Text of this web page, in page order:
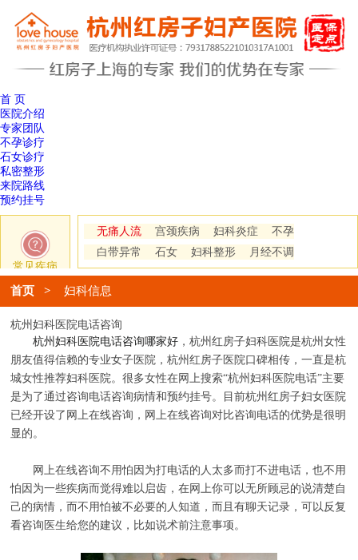
首 页
医院介绍
专家团队
不孕诊疗
石女诊疗
私密整形
来院路线
预约挂号
常见疾病
无痛人流 宫颈疾病 妇科炎症
不孕
白带异常
石女 妇科整形 月经不调
首页> 妇科信息
杭州妇科医院电话咨询
杭州妇科医院电话咨询哪家好 ，杭州红房子妇科医院是杭州女性
朋友值得信赖的专业女子医院，杭州红房子医院口碑相传，一直是杭
城女性推荐妇科医院。很多女性在网上搜索“杭州妇科医院电话”主要
是为了通过咨询电话咨询病情和预约挂号。目前杭州红房子妇女医院
已经开设了网上在线咨询，网上在线咨询对比咨询电话的优势是很明
显的。
网上在线咨询不用怕因为打电话的人太多而打不进电话，也不用
怕因为一些疾病而觉得难以启齿，在网上你可以无所顾忌的说清楚自
己的病情，而不用怕被不必要的人知道，而且有聊天记录，可以反复
看咨询医生给您的建议，比如说术前注意事项。